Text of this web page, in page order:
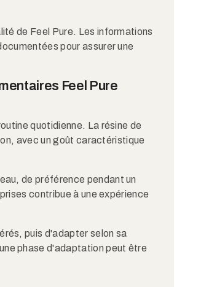
de Feel Pure. Les informations
pour assurer une
Feel Pure
quotidienne. La résine de
avec un goût caractéristique
de préférence pendant un
contribue à une expérience
puis d'adapter selon sa
phase d'adaptation peut être